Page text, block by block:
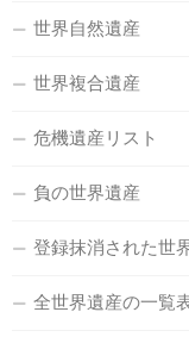
世界自然遺産
世界複合遺産
危機遺産リスト
負の世界遺産
登録抹消された世
全世界遺産の一覧